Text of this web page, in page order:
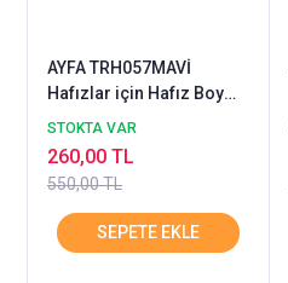
AYFA TRH057MAVİ
Hafızlar için Hafız Boy
Kuranı Kerim Termo Cilt
STOKTA VAR
550,00 TL
260,00 TL